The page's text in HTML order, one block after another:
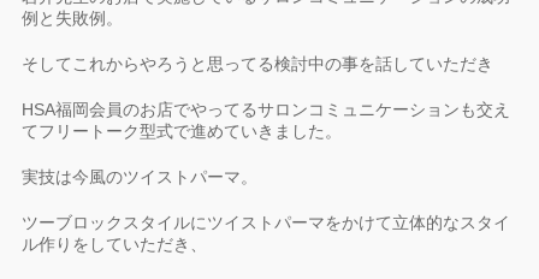
例と失敗例。
そしてこれからやろうと思ってる検討中の事を話していただき
HSA福岡会員のお店でやってるサロンコミュニケーションも交え
てフリートーク型式で進めていきました。
実技は今風のツイストパーマ。
ツーブロックスタイルにツイストパーマをかけて立体的なスタイ
ル作りをしていただき、